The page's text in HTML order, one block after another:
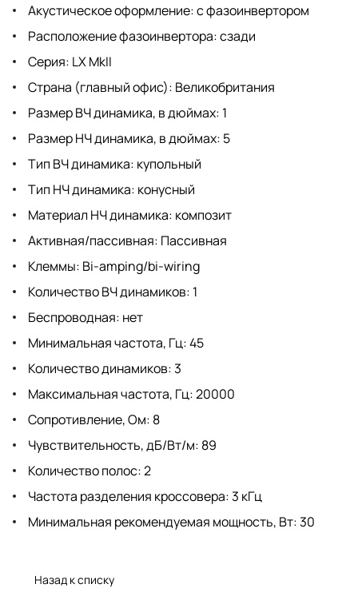
Акустическое оформление: с фазоинвертором
Расположение фазоинвертора: сзади
Серия: LX MkII
Страна (главный офис): Великобритания
Размер ВЧ динамика, в дюймах: 1
Размер НЧ динамика, в дюймах: 5
Тип ВЧ динамика: купольный
Тип НЧ динамика: конусный
Материал НЧ динамика: композит
Активная/пассивная: Пассивная
Клеммы: Bi-amping/bi-wiring
Количество ВЧ динамиков: 1
Беспроводная: нет
Минимальная частота, Гц: 45
Количество динамиков: 3
Максимальная частота, Гц: 20000
Сопротивление, Ом: 8
Чувствительность, дБ/Вт/м: 89
Количество полос: 2
Частота разделения кроссовера: 3 кГц
Минимальная рекомендуемая мощность, Вт: 30
Назад к списку